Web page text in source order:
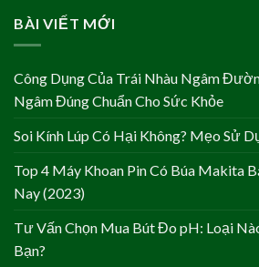
BÀI VIẾT MỚI
Công Dụng Của Trái Nhàu Ngâm
Ngâm Đúng Chuẩn Cho Sức Khỏe
Soi Kính Lúp Có Hại Không? Mẹo Sử
Top 4 Máy Khoan Pin Có Búa Makita
Nay (2023)
Tư Vấn Chọn Mua Bút Đo pH: Loại
Bạn?